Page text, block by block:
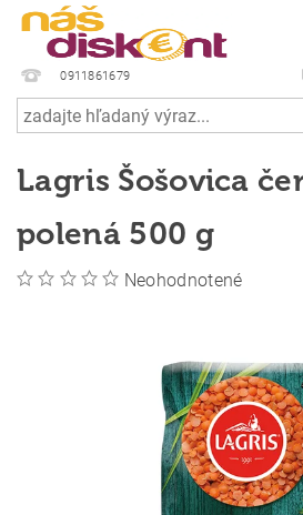
0911861679
Lagris Šošovica
polená 500 g
Neohodnotené